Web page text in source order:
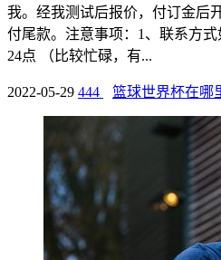
我。经我测试后报价，付订金后
付尾款。注意事项：1、联系方
24点 （比较忙碌，有...
2022-05-29 444 篮球世界杯在哪